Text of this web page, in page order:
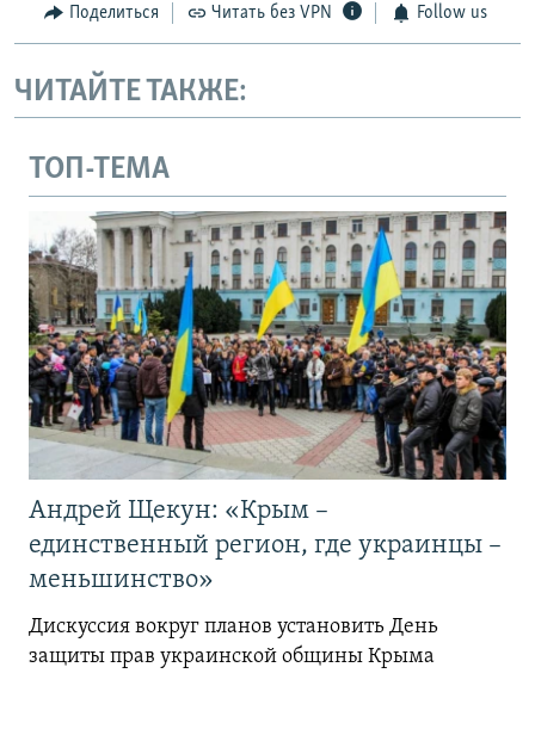
Поделиться Читать без VPN Follow us
ЧИТАЙТЕ ТАКЖЕ:
ТОП-ТЕМА
Андрей Щекун: «Крым –
единственный регион, где украинцы –
меньшинство»
Дискуссия вокруг планов установить День
защиты прав украинской общины Крыма